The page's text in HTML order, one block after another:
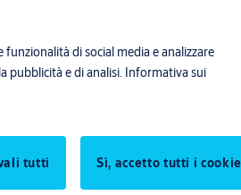
di social media e analizzare
pubblicità e di analisi. Informativa sui
tutti
Sì, accetto tutti i cookie